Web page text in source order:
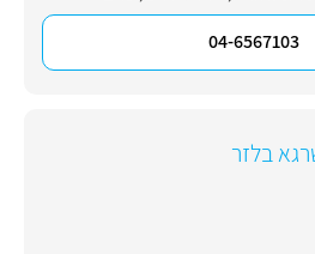
04-6567103
בלזר